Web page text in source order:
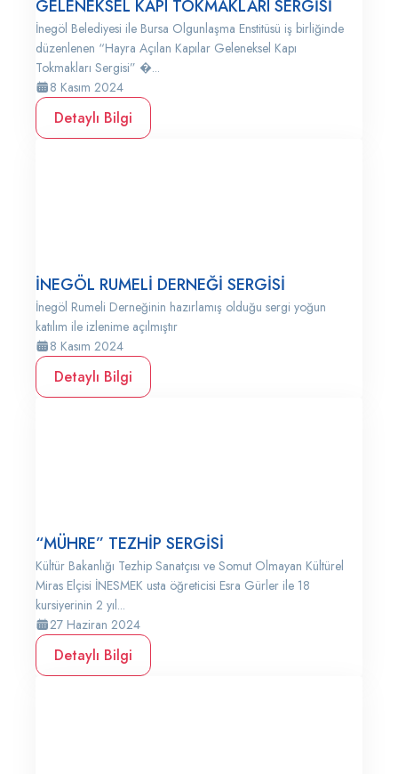
GELENEKSEL KAPI TOKMAKLARI SERGİSİ
İnegöl Belediyesi ile Bursa Olgunlaşma Enstitüsü iş birliğinde
düzenlenen “Hayra Açılan Kapılar Geleneksel Kapı
Tokmakları Sergisi” �...
8 Kasım 2024
Detaylı Bilgi
İNEGÖL RUMELİ DERNEĞİ SERGİSİ
İnegöl Rumeli Derneğinin hazırlamış olduğu sergi yoğun
katılım ile izlenime açılmıştır
8 Kasım 2024
Detaylı Bilgi
“MÜHRE” TEZHİP SERGİSİ
Kültür Bakanlığı Tezhip Sanatçısı ve Somut Olmayan Kültürel
Miras Elçisi İNESMEK usta öğreticisi Esra Gürler ile 18
kursiyerinin 2 yıl...
27 Haziran 2024
Detaylı Bilgi